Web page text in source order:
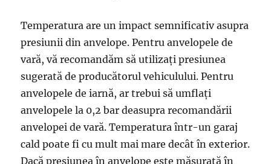
Temperatura are un impact semnificativ asupra
presiunii din anvelope. Pentru anvelopele de
vară, vă recomandăm să utilizați presiunea
sugerată de producătorul vehiculului. Pentru
anvelopele de iarnă, ar trebui să umflați
anvelopele la 0,2 bar deasupra recomandării
anvelopei de vară. Temperatura într-un garaj
cald poate fi cu mult mai mare decât în ​​exterior.
Dacă presiunea în anvelope este măsurată în